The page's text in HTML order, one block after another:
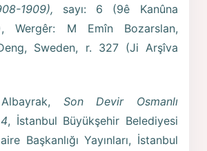
1909), sayı: 6 (9ê Kanûna
Wergêr: M Emîn Bozarslan,
Sweden, r. 327 (Ji Arşîva
Son Devir Osmanlı
, İstanbul Büyükşehir Belediyesi
Başkanlığı Yayınları, İstanbul